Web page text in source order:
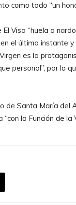
como todo “un
Viso “huela a
el último instante
es la
personal”, por lo
de Santa María del
la Función de